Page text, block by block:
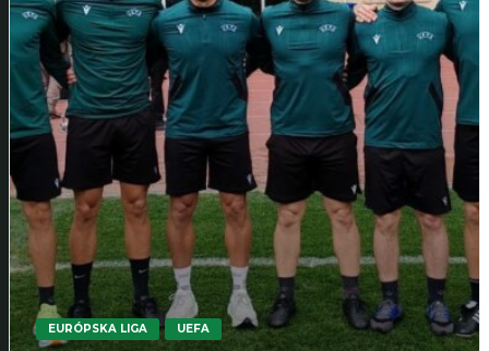
EURÓPSKA LIGA UEFA